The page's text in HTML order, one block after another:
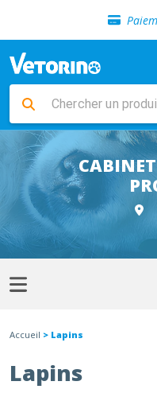
Livraison
Sélection
Livraison
Sélection
Accueil > Lapins
Lapins